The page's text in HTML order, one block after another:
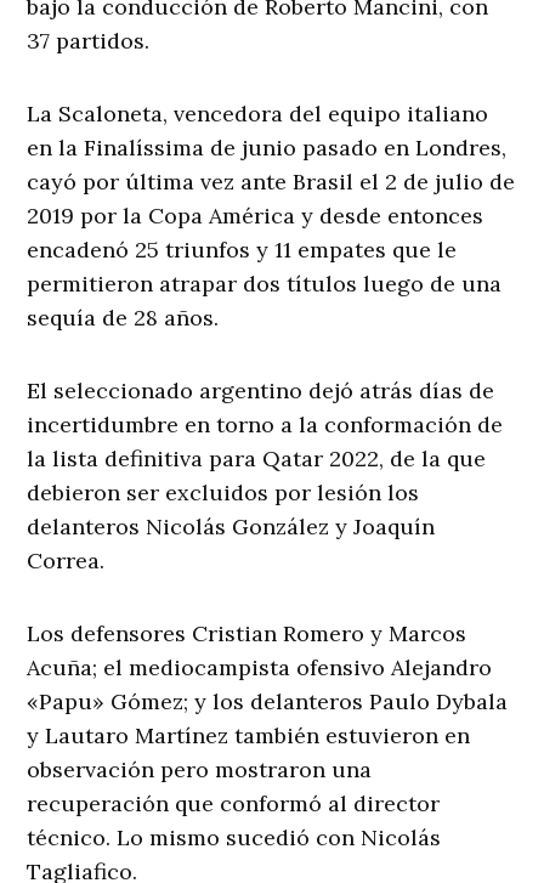
bajo la conducción de Roberto Mancini, con
37 partidos.
La Scaloneta, vencedora del equipo italiano
en la Finalíssima de junio pasado en Londres,
cayó por última vez ante Brasil el 2 de julio de
2019 por la Copa América y desde entonces
encadenó 25 triunfos y 11 empates que le
permitieron atrapar dos títulos luego de una
sequía de 28 años.
El seleccionado argentino dejó atrás días de
incertidumbre en torno a la conformación de
la lista definitiva para Qatar 2022, de la que
debieron ser excluidos por lesión los
delanteros Nicolás González y Joaquín
Correa.
Los defensores Cristian Romero y Marcos
Acuña; el mediocampista ofensivo Alejandro
«Papu» Gómez; y los delanteros Paulo Dybala
y Lautaro Martínez también estuvieron en
observación pero mostraron una
recuperación que conformó al director
técnico. Lo mismo sucedió con Nicolás
Tagliafico.